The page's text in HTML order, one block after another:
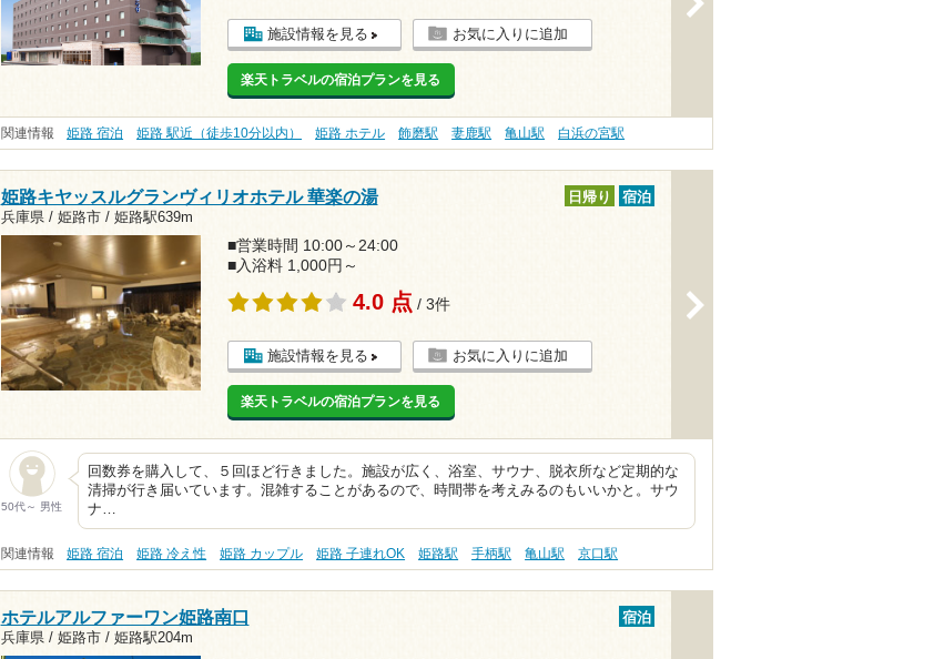
施設情報を見る お気に入りに追加
楽天トラベルの宿泊プランを見る
関連情報 姫路 宿泊 姫路 駅近（徒歩10分以内） 姫路 ホテル 飾磨駅 妻鹿駅 亀山駅 白浜の宮駅
姫路キヤッスルグランヴィリオホテル 華楽の湯
兵庫県 / 姫路市 / 姫路駅639m
日帰り 宿泊
■営業時間 10:00～24:00
■入浴料 1,000円～
4.0 点 / 3件
施設情報を見る お気に入りに追加
楽天トラベルの宿泊プランを見る
50代～ 男性
回数券を購入して、５回ほど行きました。施設が広く、浴室、サウナ、脱衣所など定期的な
清掃が行き届いています。混雑することがあるので、時間帯を考えみるのもいいかと。サウ
ナ…
関連情報 姫路 宿泊 姫路 冷え性 姫路 カップル 姫路 子連れOK 姫路駅 手柄駅 亀山駅 京口駅
ホテルアルファーワン姫路南口
兵庫県 / 姫路市 / 姫路駅204m
宿泊